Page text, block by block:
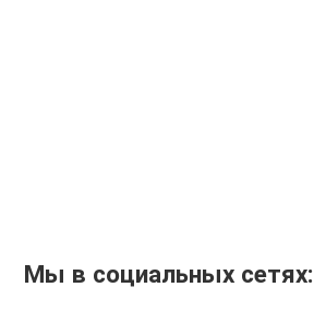
Мы в социальных сетях: